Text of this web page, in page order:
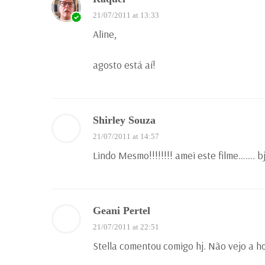
21/07/2011 at 13:33
Aline,
agosto está aí!
Shirley Souza
21/07/2011 at 14:57
Lindo Mesmo!!!!!!!! amei este filme…….
Geani Pertel
21/07/2011 at 22:51
Stella comentou comigo hj. Não vejo a